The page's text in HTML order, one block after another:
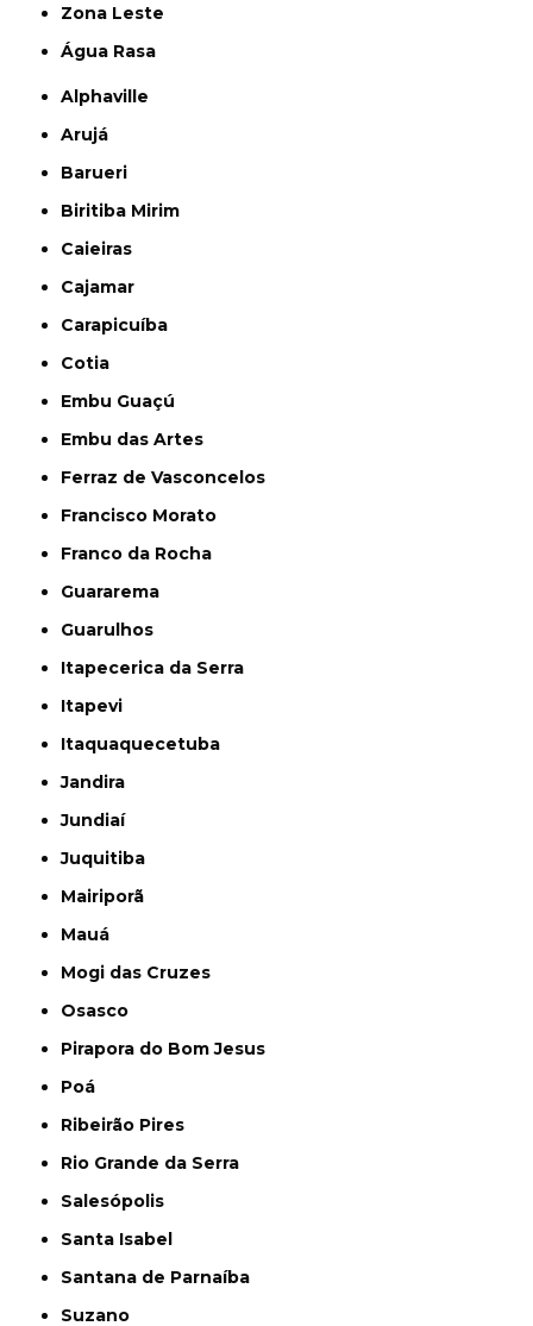
Zona Leste
Água Rasa
Alphaville
Arujá
Barueri
Biritiba Mirim
Caieiras
Cajamar
Carapicuíba
Cotia
Embu Guaçú
Embu das Artes
Ferraz de Vasconcelos
Francisco Morato
Franco da Rocha
Guararema
Guarulhos
Itapecerica da Serra
Itapevi
Itaquaquecetuba
Jandira
Jundiaí
Juquitiba
Mairiporã
Mauá
Mogi das Cruzes
Osasco
Pirapora do Bom Jesus
Poá
Ribeirão Pires
Rio Grande da Serra
Salesópolis
Santa Isabel
Santana de Parnaíba
Suzano